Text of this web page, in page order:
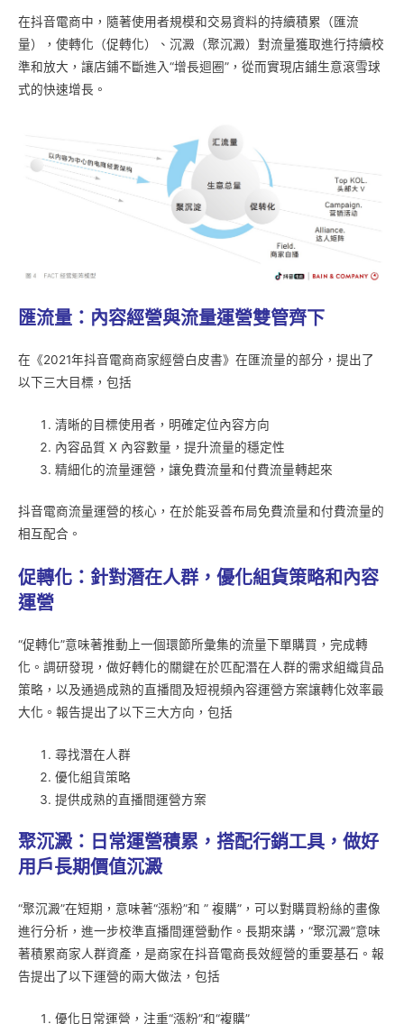
在抖音電商中，隨著使用者規模和交易資料的持續積累（匯流
量），使轉化（促轉化）、沉澱（聚沉澱）對流量獲取進行持續校
準和放大，讓店鋪不斷進入“增長迴圈”，從而實現店鋪生意滾雪球
式的快速增長。
匯流量：內容經營與流量運營雙管齊下
在《2021年抖音電商商家經營白皮書》在匯流量的部分，提出了
以下三大目標，包括
清晰的目標使用者，明確定位內容方向
內容品質 X 內容數量，提升流量的穩定性
精細化的流量運營，讓免費流量和付費流量轉起來
抖音電商流量運營的核心，在於能妥善布局免費流量和付費流量的
相互配合。
促轉化：針對潛在人群，優化組貨策略和內容
運營
“促轉化”意味著推動上一個環節所彙集的流量下單購買，完成轉
化。調研發現，做好轉化的關鍵在於匹配潛在人群的需求組織貨品
策略，以及通過成熟的直播間及短視頻內容運營方案讓轉化效率最
大化。報告提出了以下三大方向，包括
尋找潛在人群
優化組貨策略
提供成熟的直播間運營方案
聚沉澱：日常運營積累，搭配行銷工具，做好
用戶長期價值沉澱
“聚沉澱”在短期，意味著“漲粉”和 ” 複購”，可以對購買粉絲的畫像
進行分析，進一步校準直播間運營動作。長期來講，“聚沉澱”意味
著積累商家人群資產，是商家在抖音電商長效經營的重要基石。報
告提出了以下運營的兩大做法，包括
優化日常運營，注重“漲粉”和“複購”